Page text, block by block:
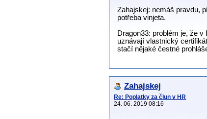
Zahajskej: nemáš pravdu,
potřeba vinjeta.
Dragon33: problém je, že
uznávají vlastnický
stačí nějaké čestné
Zahajskej
Re: Poplatky za člun v HR
24. 06. 2019 08:16